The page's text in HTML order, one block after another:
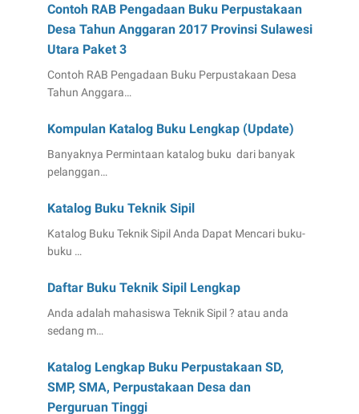
Contoh RAB Pengadaan Buku Perpustakaan
Desa Tahun Anggaran 2017 Provinsi Sulawesi
Utara Paket 3
Contoh RAB Pengadaan Buku Perpustakaan Desa
Tahun Anggara…
Kompulan Katalog Buku Lengkap (Update)
Banyaknya Permintaan katalog buku dari banyak
pelanggan…
Katalog Buku Teknik Sipil
Katalog Buku Teknik Sipil Anda Dapat Mencari buku-
buku …
Daftar Buku Teknik Sipil Lengkap
Anda adalah mahasiswa Teknik Sipil ? atau anda
sedang m…
Katalog Lengkap Buku Perpustakaan SD,
SMP, SMA, Perpustakaan Desa dan
Perguruan Tinggi